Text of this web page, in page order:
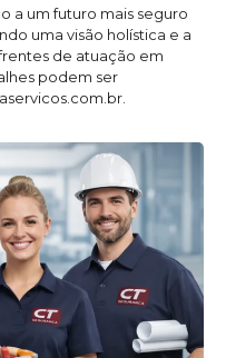
a um futuro mais seguro
uma visão holística e a
de atuação em
podem ser